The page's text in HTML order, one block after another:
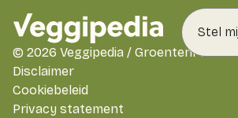
Stel
Disclaimer
Cookiebeleid
Privacy statement
© 2026 Veggipedia / GroentenFruit